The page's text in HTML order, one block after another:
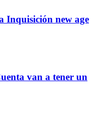
Inquisición new age
van a tener un